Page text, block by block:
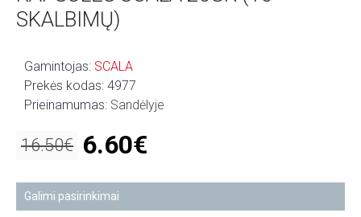
SKALBIMŲ)
Gamintojas: SCALA
Prekės kodas: 4977
Prieinamumas: Sandėlyje
16.50€ 6.60€
Galimi pasirinkimai